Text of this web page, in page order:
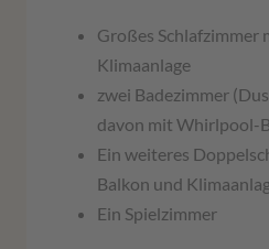
Großes Schlafzimmer
Klimaanlage
zwei Badezimmer
davon mit Whirlpool-
Ein weiteres
Balkon und
Ein Spielzimmer